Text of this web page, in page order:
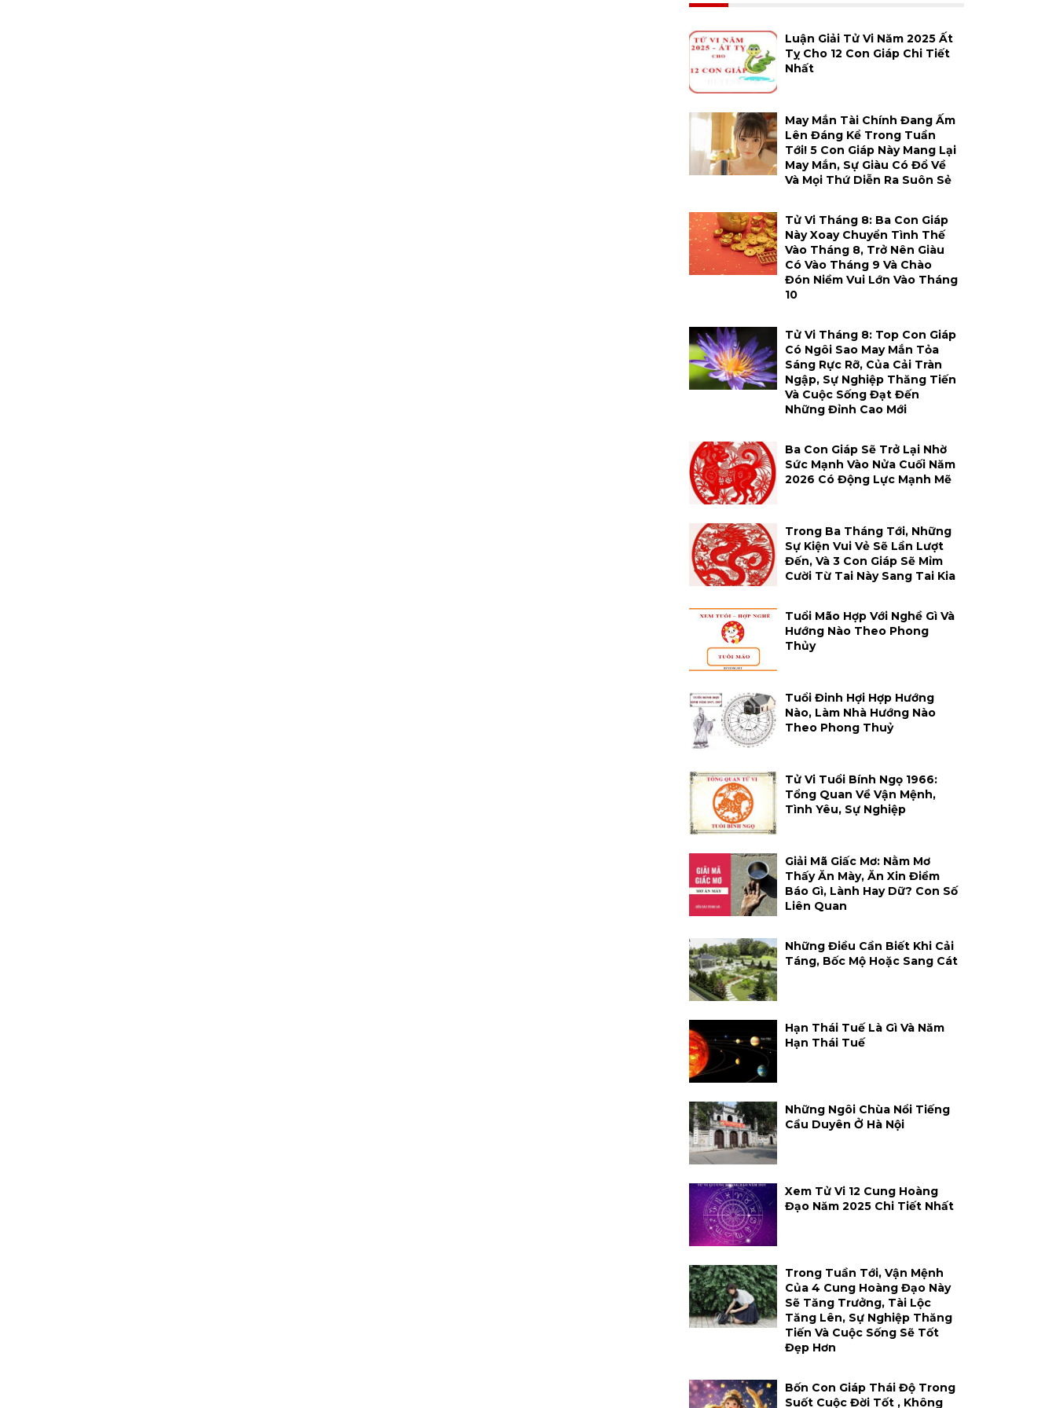
Luận Giải Tử Vi Năm 2025 Ất
Tỵ Cho 12 Con Giáp Chi Tiết
Nhất
May Mắn Tài Chính Đang Ấm
Lên Đáng Kể Trong Tuần
Tới! 5 Con Giáp Này Mang Lại
May Mắn, Sự Giàu Có Đổ Về
Và Mọi Thứ Diễn Ra Suôn Sẻ
Tử Vi Tháng 8: Ba Con Giáp
Này Xoay Chuyển Tình Thế
Vào Tháng 8, Trở Nên Giàu
Có Vào Tháng 9 Và Chào
Đón Niềm Vui Lớn Vào Tháng
10
Tử Vi Tháng 8: Top Con Giáp
Có Ngôi Sao May Mắn Tỏa
Sáng Rực Rỡ, Của Cải Tràn
Ngập, Sự Nghiệp Thăng Tiến
Và Cuộc Sống Đạt Đến
Những Đỉnh Cao Mới
Ba Con Giáp Sẽ Trở Lại Nhờ
Sức Mạnh Vào Nửa Cuối Năm
2026 Có Động Lực Mạnh Mẽ
Trong Ba Tháng Tới, Những
Sự Kiện Vui Vẻ Sẽ Lần Lượt
Đến, Và 3 Con Giáp Sẽ Mỉm
Cười Từ Tai Này Sang Tai Kia
Tuổi Mão Hợp Với Nghề Gì Và
Hướng Nào Theo Phong
Thủy
Tuổi Đinh Hợi Hợp Hướng
Nào, Làm Nhà Hướng Nào
Theo Phong Thuỷ
Tử Vi Tuổi Bính Ngọ 1966:
Tổng Quan Về Vận Mệnh,
Tình Yêu, Sự Nghiệp
Giải Mã Giấc Mơ: Nằm Mơ
Thấy Ăn Mày, Ăn Xin Điềm
Báo Gì, Lành Hay Dữ? Con Số
Liên Quan
Những Điều Cần Biết Khi Cải
Táng, Bốc Mộ Hoặc Sang Cát
Hạn Thái Tuế Là Gì Và Năm
Hạn Thái Tuế
Những Ngôi Chùa Nổi Tiếng
Cầu Duyên Ở Hà Nội
Xem Tử Vi 12 Cung Hoàng
Đạo Năm 2025 Chi Tiết Nhất
Trong Tuần Tới, Vận Mệnh
Của 4 Cung Hoàng Đạo Này
Sẽ Tăng Trưởng, Tài Lộc
Tăng Lên, Sự Nghiệp Thăng
Tiến Và Cuộc Sống Sẽ Tốt
Đẹp Hơn
Bốn Con Giáp Thái Độ Trong
Suốt Cuộc Đời Tốt , Không